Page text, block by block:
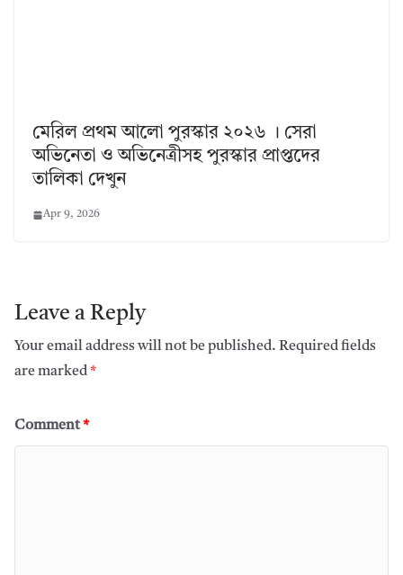
মেরিল প্রথম আলো পুরস্কার ২০২৬ । সেরা
অভিনেতা ও অভিনেত্রীসহ পুরস্কার প্রাপ্তদের
তালিকা দেখুন
Apr 9, 2026
Leave a Reply
Your email address will not be published. Required fields
are marked*
Comment*